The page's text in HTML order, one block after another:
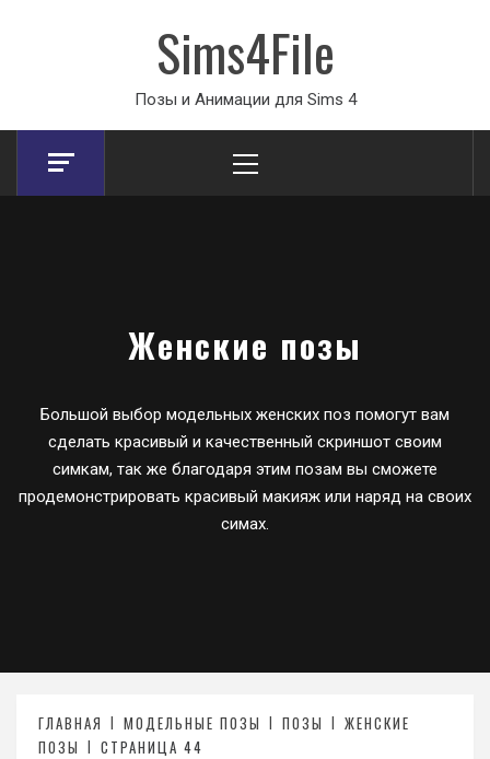
Sims4File
Позы и Анимации для Sims 4
Menu
Женские позы
Большой выбор модельных женских поз помогут вам
сделать красивый и качественный скриншот своим
симкам, так же благодаря этим позам вы сможете
продемонстрировать красивый макияж или наряд на своих
симах.
ГЛАВНАЯ МОДЕЛЬНЫЕ ПОЗЫ ПОЗЫ
ЖЕНСКИЕ
ПОЗЫ
СТРАНИЦА 44